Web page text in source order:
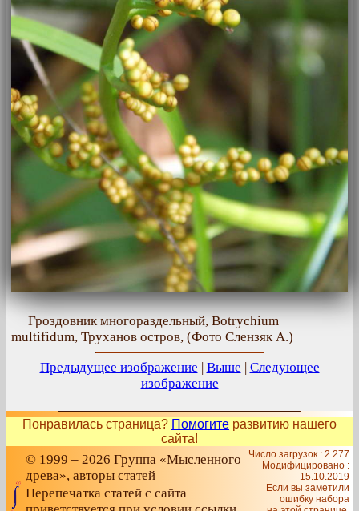
Гроздовник многораздельный, Botrychium
multifidum, Труханов остров, (Фото Слензяк А.)
Предыдущее изображение | Выше | Следующее
изображение
Понравилась страница? Помогите развитию нашего
сайта!
© 1999 – 2026 Группа «Мысленного
древа», авторы статей
Перепечатка статей с сайта
Число загрузок : 2 277
Модифицировано :
15.10.2019
Если вы заметили
ошибку набора